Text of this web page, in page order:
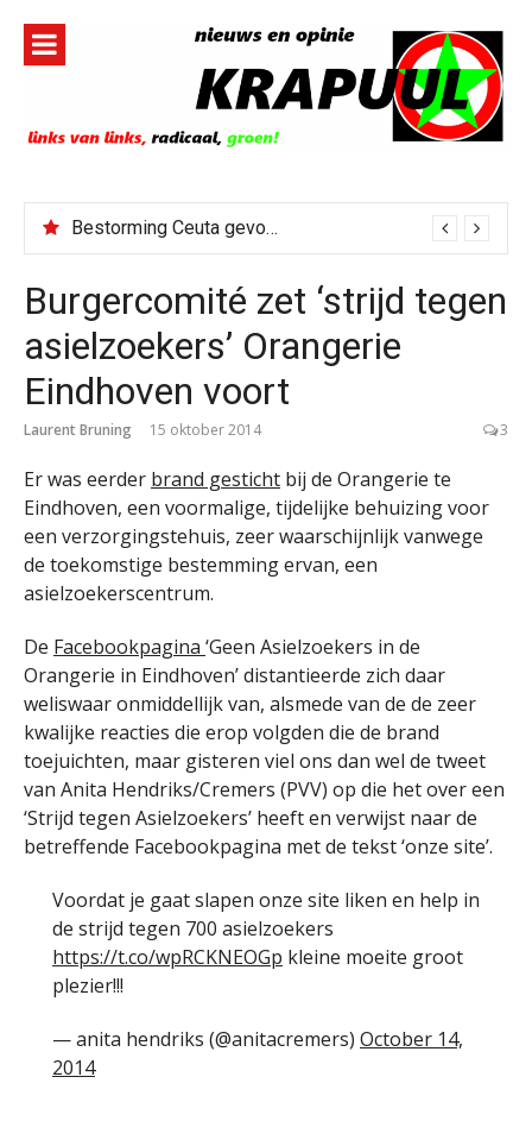
inhoud
Bestorming Ceuta gevolg van op sociale media verspreide hoax?
Burgercomité zet ‘strijd tegen
asielzoekers’ Orangerie
Eindhoven voort
Laurent Bruning 15 oktober 2014 3
Er was eerder brand gesticht bij de Orangerie te
Eindhoven, een voormalige, tijdelijke behuizing voor
een verzorgingstehuis, zeer waarschijnlijk vanwege
de toekomstige bestemming ervan, een
asielzoekerscentrum.
De Facebookpagina ‘Geen Asielzoekers in de
Orangerie in Eindhoven’ distantieerde zich daar
weliswaar onmiddellijk van, alsmede van de de zeer
kwalijke reacties die erop volgden die de brand
toejuichten, maar gisteren viel ons dan wel de tweet
van Anita Hendriks/Cremers (PVV) op die het over een
‘Strijd tegen Asielzoekers’ heeft en verwijst naar de
betreffende Facebookpagina met de tekst ‘onze site’.
Voordat je gaat slapen onze site liken en help in
de strijd tegen 700 asielzoekers
https://t.co/wpRCKNEOGp kleine moeite groot
plezier!!!
— anita hendriks (@anitacremers) October 14,
2014